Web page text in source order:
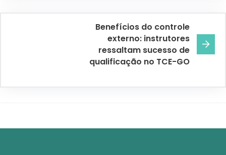
Benefícios do controle
externo: instrutores
ressaltam sucesso de
qualificação no TCE-GO